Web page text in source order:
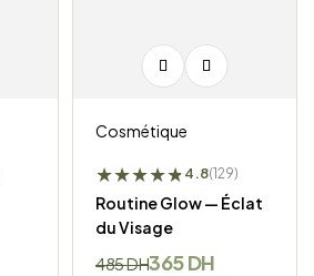
Cosmétique
★★★★★
★4.8(129)
Routine Glow — Éclat
du Visage
485DH365DH